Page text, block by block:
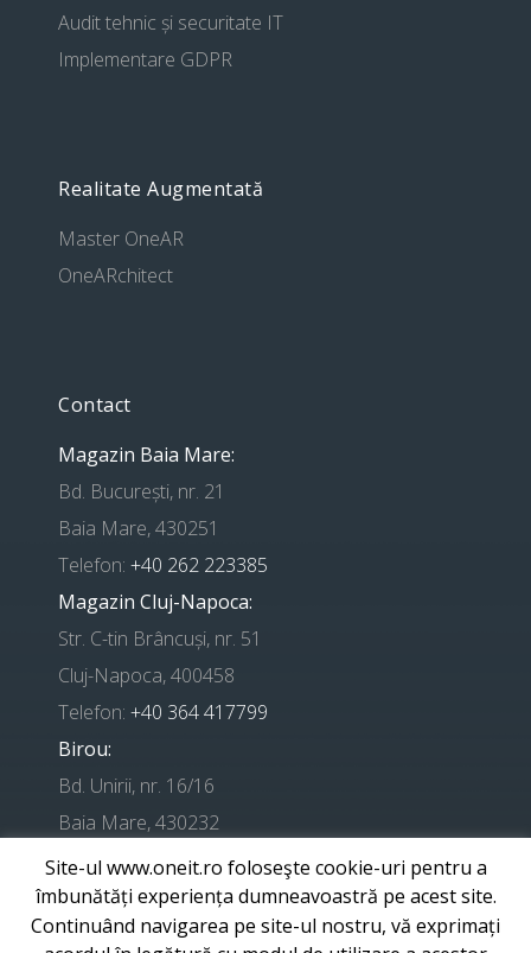
Audit tehnic și securitate IT
Implementare GDPR
Realitate Augmentată
Master OneAR
OneARchitect
Contact
Magazin Baia Mare:
Bd. București, nr. 21
Baia Mare, 430251
Telefon: +40 262 223385
Magazin Cluj-Napoca:
Str. C-tin Brâncuși, nr. 51
Cluj-Napoca, 400458
Telefon: +40 364 417799
Birou:
Bd. Unirii, nr. 16/16
Baia Mare, 430232
Telefon suport:+ 0741 224524
Site-ul www.oneit.ro foloseşte cookie-uri pentru a
îmbunătăți experiența dumneavoastră pe acest site.
Continuând navigarea pe site-ul nostru, vă exprimați